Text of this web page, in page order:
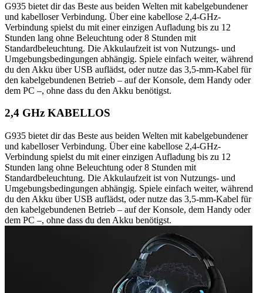
G935 bietet dir das Beste aus beiden Welten mit kabelgebundener
und kabelloser Verbindung. Über eine kabellose 2,4-GHz-
Verbindung spielst du mit einer einzigen Aufladung bis zu 12
Stunden lang ohne Beleuchtung oder 8 Stunden mit
Standardbeleuchtung. Die Akkulaufzeit ist von Nutzungs- und
Umgebungsbedingungen abhängig. Spiele einfach weiter, während
du den Akku über USB auflädst, oder nutze das 3,5-mm-Kabel für
den kabelgebundenen Betrieb – auf der Konsole, dem Handy oder
dem PC –, ohne dass du den Akku benötigst.
2,4 GHz KABELLOS
G935 bietet dir das Beste aus beiden Welten mit kabelgebundener
und kabelloser Verbindung. Über eine kabellose 2,4-GHz-
Verbindung spielst du mit einer einzigen Aufladung bis zu 12
Stunden lang ohne Beleuchtung oder 8 Stunden mit
Standardbeleuchtung. Die Akkulaufzeit ist von Nutzungs- und
Umgebungsbedingungen abhängig. Spiele einfach weiter, während
du den Akku über USB auflädst, oder nutze das 3,5-mm-Kabel für
den kabelgebundenen Betrieb – auf der Konsole, dem Handy oder
dem PC –, ohne dass du den Akku benötigst.